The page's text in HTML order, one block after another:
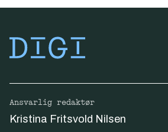
Ansvarlig redaktør
Kristina Fritsvold Nilsen